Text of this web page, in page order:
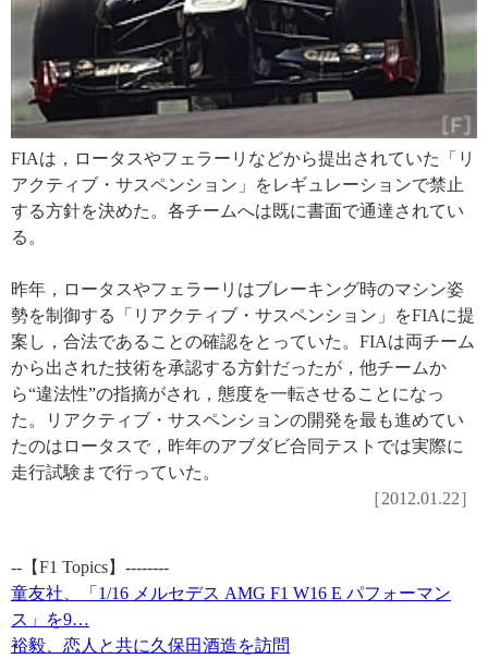
FIAは，ロータスやフェラーリなどから提出されていた「リ
アクティブ・サスペンション」をレギュレーションで禁止
する方針を決めた。各チームへは既に書面で通達されてい
る。
昨年，ロータスやフェラーリはブレーキング時のマシン姿
勢を制御する「リアクティブ・サスペンション」をFIAに提
案し，合法であることの確認をとっていた。FIAは両チーム
から出された技術を承認する方針だったが，他チームか
ら“違法性”の指摘がされ，態度を一転させることになっ
た。リアクティブ・サスペンションの開発を最も進めてい
たのはロータスで，昨年のアブダビ合同テストでは実際に
走行試験まで行っていた。
［2012.01.22］
--【F1 Topics】--------
童友社、「1/16 メルセデス AMG F1 W16 E パフォーマン
ス」を9…
裕毅、恋人と共に久保田酒造を訪問